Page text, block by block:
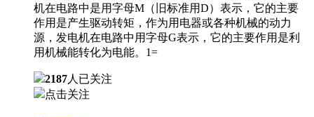
机在电路中是用字母M（旧标准用D）表示，它的主要
作用是产生驱动转矩，作为用电器或各种机械的动力
源，发电机在电路中用字母G表示，它的主要作用是利
用机械能转化为电能。1=
2187人已关注
点击关注